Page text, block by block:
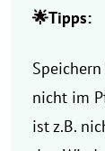
🌟Tipps:
nicht im
ist z.B.